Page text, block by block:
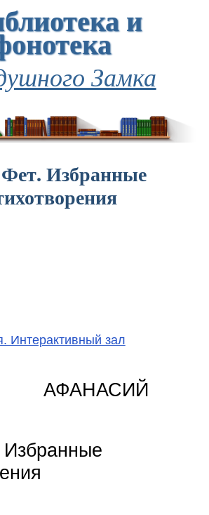
и
Замка
Избранные
Интерактивный зал